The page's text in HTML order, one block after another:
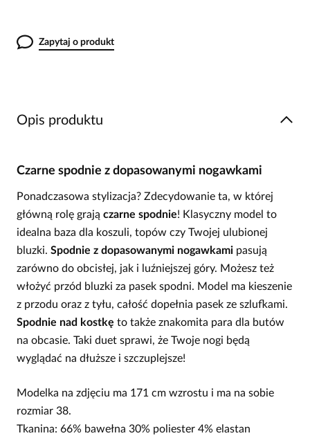
Zapytaj o produkt
Opis produktu
Czarne spodnie z dopasowanymi nogawkami
Ponadczasowa stylizacja? Zdecydowanie ta, w której
główną rolę grają czarne spodnie! Klasyczny model to
idealna baza dla koszuli, topów czy Twojej ulubionej
bluzki. Spodnie z dopasowanymi nogawkami pasują
zarówno do obcisłej, jak i luźniejszej góry. Możesz też
włożyć przód bluzki za pasek spodni. Model ma kieszenie
z przodu oraz z tyłu, całość dopełnia pasek ze szlufkami.
Spodnie nad kostkę to także znakomita para dla butów
na obcasie. Taki duet sprawi, że Twoje nogi będą
wyglądać na dłuższe i szczuplejsze!
Modelka na zdjęciu ma 171 cm wzrostu i ma na sobie
rozmiar 38.
Tkanina: 66% bawełna 30% poliester 4% elastan